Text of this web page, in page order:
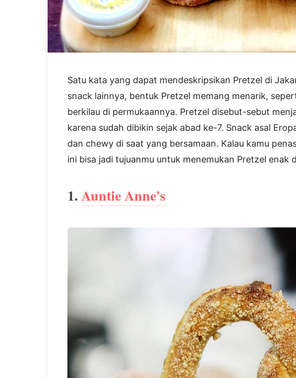
Satu kata yang dapat mendeskripsikan Pretzel di
snack lainnya, bentuk Pretzel memang menarik,
berkilau di permukaannya. Pretzel disebut-sebut
karena sudah dibikin sejak abad ke-7. Snack asal
dan chewy di saat yang bersamaan. Kalau kamu
ini bisa jadi tujuanmu untuk menemukan Pretzel enak
1.Auntie Anne's